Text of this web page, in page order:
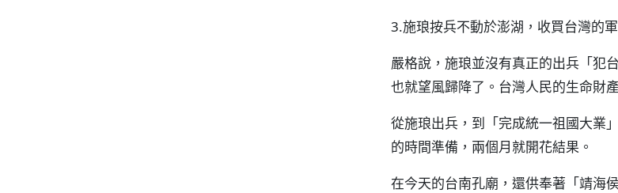
3.施琅按兵不動於澎湖，收買台灣的
嚴格說，施琅並沒有真正的出兵「犯
也就望風歸降了。台灣人民的生命財
從施琅出兵，到「完成統一祖國大業
的時間準備，兩個月就開花結果。
在今天的台南孔廟，還供奉著「靖海